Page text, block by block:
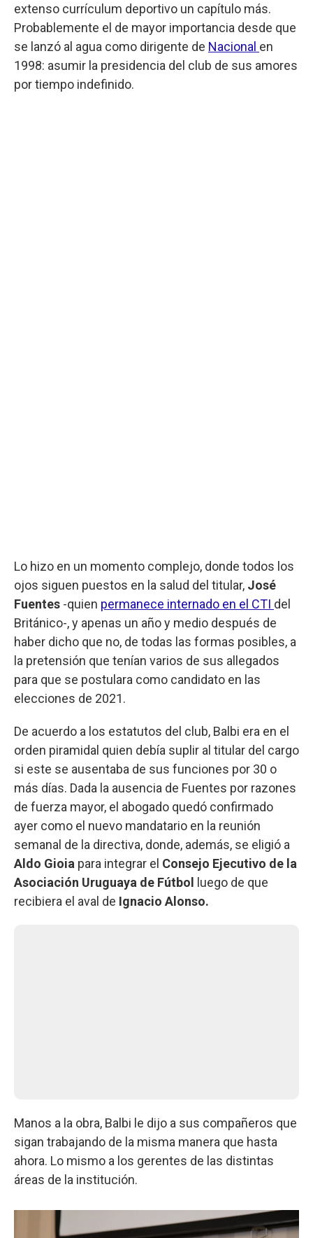
extenso currículum deportivo un capítulo más.
Probablemente el de mayor importancia desde que
se lanzó al agua como dirigente de Nacional en
1998: asumir la presidencia del club de sus amores
por tiempo indefinido.
Lo hizo en un momento complejo, donde todos los
ojos siguen puestos en la salud del titular, José
Fuentes -quien permanece internado en el CTI del
Británico-, y apenas un año y medio después de
haber dicho que no, de todas las formas posibles, a
la pretensión que tenían varios de sus allegados
para que se postulara como candidato en las
elecciones de 2021.
De acuerdo a los estatutos del club, Balbi era en el
orden piramidal quien debía suplir al titular del cargo
si este se ausentaba de sus funciones por 30 o
más días. Dada la ausencia de Fuentes por razones
de fuerza mayor, el abogado quedó confirmado
ayer como el nuevo mandatario en la reunión
semanal de la directiva, donde, además, se eligió a
Aldo Gioia para integrar el Consejo Ejecutivo de la
Asociación Uruguaya de Fútbol
luego de que
recibiera el aval de Ignacio Alonso.
Manos a la obra, Balbi le dijo a sus compañeros que
sigan trabajando de la misma manera que hasta
ahora. Lo mismo a los gerentes de las distintas
áreas de la institución.